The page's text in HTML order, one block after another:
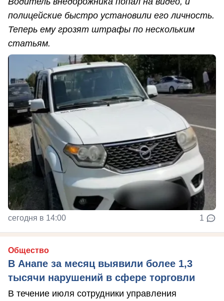
полицейские быстро установили его личность.
Теперь ему грозят штрафы по нескольким
статьям.
сегодня в 14:00 1
Общество
В Анапе за месяц выявили более 1,3
тысячи нарушений в сфере торговли
В течение июля сотрудники управления